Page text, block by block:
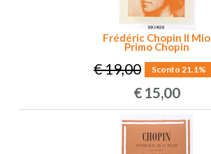
Frédéric Chopin Il Mio
Primo Chopin
€ 19,00 Sconto 21.1%
€ 15,00